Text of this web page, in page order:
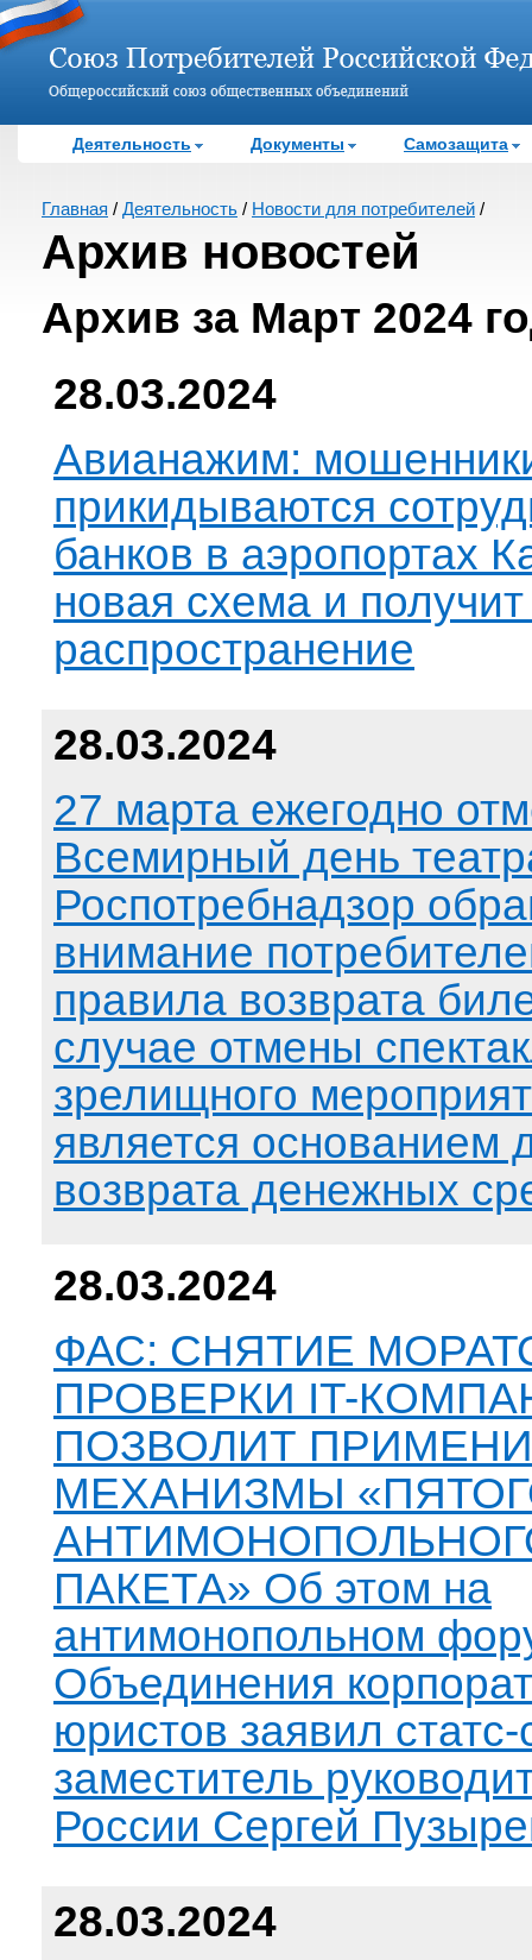
Деятельность Документы Самозащита
Главная / Деятельность / Новости для потребителей /
Архив новостей
Архив за Март 2024
28.03.2024
Авианажим:
прикидываются
банков в аэропортах
новая схема и
распространение
28.03.2024
27 марта ежегодно
Всемирный день
Роспотребнадзор
внимание
правила возврата
случае отмены
зрелищного
является основанием
возврата денежных
28.03.2024
ФАС: СНЯТИЕ
ПРОВЕРКИ IT-
ПОЗВОЛИТ
МЕХАНИЗМЫ
ПАКЕТА» Об этом на
антимонопольном
Объединения
юристов заявил cтатс-
заместитель
России Сергей
28.03.2024